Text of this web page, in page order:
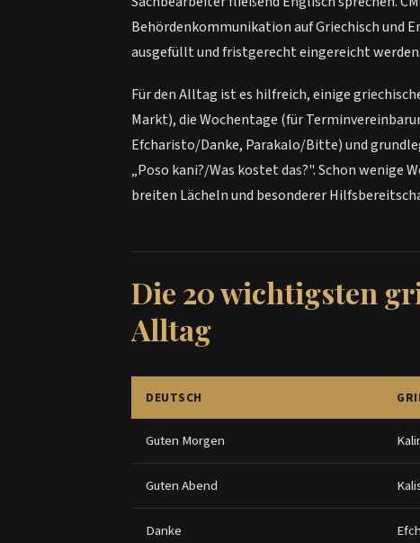
Behördenkommunikation auf Griechisch und
ausgefüllt und fristgerecht eingereicht werden.
Für den Alltag ist es hilfreich, einige
Markt), die Wochentage (für
Efcharisto/Danke, Parakalo/Bitte) und
„Poso kani?/Was kostet das?". Schon wenige
breiten Lächeln und besonderer
Die 20 wichtigsten
Alltag
DEUTSCH
Guten Morgen
Guten Abend
Danke